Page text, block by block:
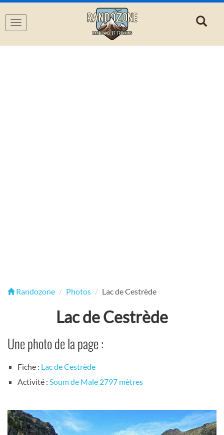
Navigation
Randozone Photos Lac de Cestrède
Lac de Cestrède
Une photo de la page :
Fiche : Lac de Cestrède
Activité : Soum de Male 2797 mètres